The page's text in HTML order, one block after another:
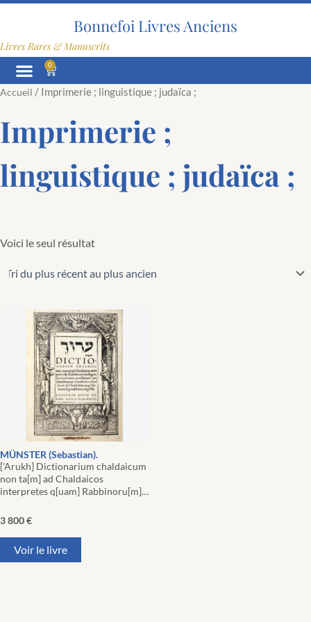
Aller
Bonnefoi Livres Anciens
Livres Rares & Manuscrits
0
Panier
Accueil / Imprimerie ; linguistique ; judaïca ;
Imprimerie ;
linguistique ; judaïca ;
Voici le seul résultat
MÜNSTER (Sebastian).
['Arukh] Dictionarium chaldaicum
non ta[m] ad Chaldaicos
interpretes q[uam] Rabbinoru[m]…
3 800€
Voir le livre